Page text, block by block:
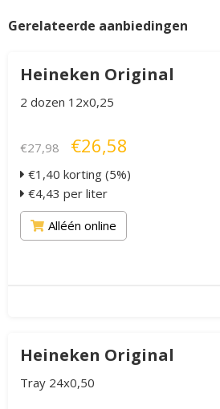
Gerelateerde aanbiedingen
Heineken Original
2 dozen 12x0,25
€27,98 €26,58
€1,40 korting (5%)
€4,43 per liter
Alléén online
Heineken Original
Tray 24x0,50